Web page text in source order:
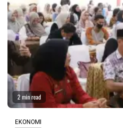
2 min read
EKONOMI